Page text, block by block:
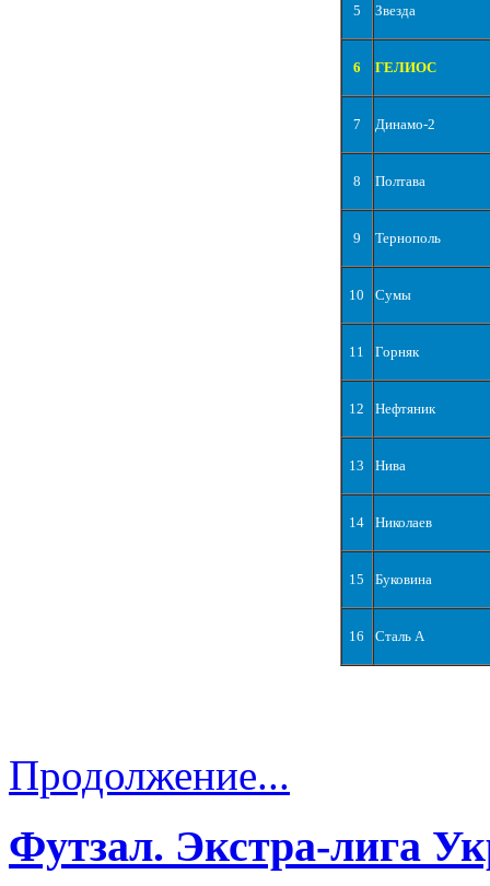
5 Звезда
6 ГЕЛИОС
7 Динамо-2
8 Полтава
9 Тернополь
10 Сумы
11 Горняк
12 Нефтяник
13 Нива
14 Николаев
15 Буковина
16 Сталь А
Продолжение...
Футзал. Экстра-лига